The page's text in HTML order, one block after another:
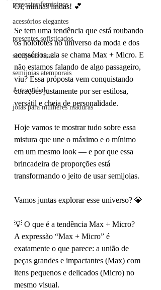
presentes femininos
acessórios elegantes
presentes sofisticados
semijoias finas
semijoias atemporais
Autocuidado
joias para mulheres maduras
Oi, minhas lindas! 💕
Se tem uma tendência que está roubando
os holofotes no universo da moda e dos
acessórios, ela se chama Max + Micro. E
não estamos falando de algo passageiro,
viu? Essa proposta vem conquistando
corações justamente por ser estilosa,
versátil e cheia de personalidade.
Hoje vamos te mostrar tudo sobre essa
mistura que une o máximo e o mínimo
em um mesmo look — e por que essa
brincadeira de proporções está
transformando o jeito de usar semijoias.
Vamos juntas explorar esse universo? 💎
💡 O que é a tendência Max + Micro?
A expressão “Max + Micro” é
exatamente o que parece: a união de
peças grandes e impactantes (Max) com
itens pequenos e delicados (Micro) no
mesmo visual.